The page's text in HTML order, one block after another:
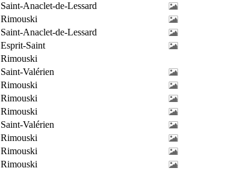
Saint-Anaclet-de-Lessard
Rimouski
Saint-Anaclet-de-Lessard
Esprit-Saint
Rimouski
Saint-Valérien
Rimouski
Rimouski
Rimouski
Saint-Valérien
Rimouski
Rimouski
Rimouski